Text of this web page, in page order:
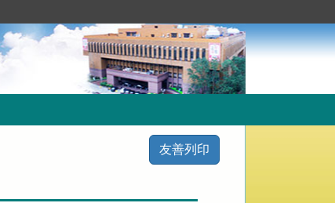
友善列印